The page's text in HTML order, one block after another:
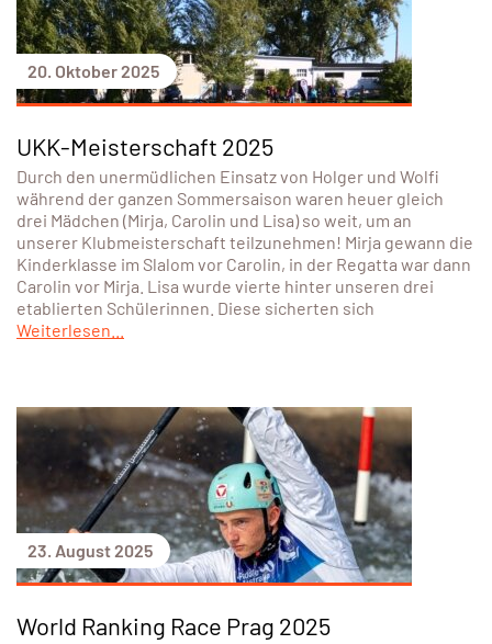
20. Oktober 2025
UKK-Meisterschaft 2025
Durch den unermüdlichen Einsatz von Holger und Wolfi
während der ganzen Sommersaison waren heuer gleich
drei Mädchen (Mirja, Carolin und Lisa) so weit, um an
unserer Klubmeisterschaft teilzunehmen! Mirja gewann die
Kinderklasse im Slalom vor Carolin, in der Regatta war dann
Carolin vor Mirja. Lisa wurde vierte hinter unseren drei
etablierten Schülerinnen. Diese sicherten sich
Weiterlesen...
23. August 2025
World Ranking Race Prag 2025